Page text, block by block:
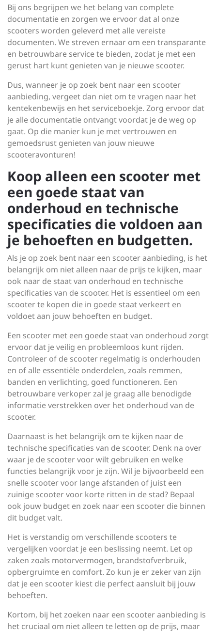
Bij ons begrijpen we het belang van complete
documentatie en zorgen we ervoor dat al onze
scooters worden geleverd met alle vereiste
documenten. We streven ernaar om een transparante
en betrouwbare service te bieden, zodat je met een
gerust hart kunt genieten van je nieuwe scooter.
Dus, wanneer je op zoek bent naar een scooter
aanbieding, vergeet dan niet om te vragen naar het
kentekenbewijs en het serviceboekje. Zorg ervoor dat
je alle documentatie ontvangt voordat je de weg op
gaat. Op die manier kun je met vertrouwen en
gemoedsrust genieten van jouw nieuwe
scooteravonturen!
Koop alleen een scooter met
een goede staat van
onderhoud en technische
specificaties die voldoen aan
je behoeften en budgetten.
Als je op zoek bent naar een scooter aanbieding, is het
belangrijk om niet alleen naar de prijs te kijken, maar
ook naar de staat van onderhoud en technische
specificaties van de scooter. Het is essentieel om een
scooter te kopen die in goede staat verkeert en
voldoet aan jouw behoeften en budget.
Een scooter met een goede staat van onderhoud zorgt
ervoor dat je veilig en probleemloos kunt rijden.
Controleer of de scooter regelmatig is onderhouden
en of alle essentiële onderdelen, zoals remmen,
banden en verlichting, goed functioneren. Een
betrouwbare verkoper zal je graag alle benodigde
informatie verstrekken over het onderhoud van de
scooter.
Daarnaast is het belangrijk om te kijken naar de
technische specificaties van de scooter. Denk na over
waar je de scooter voor wilt gebruiken en welke
functies belangrijk voor je zijn. Wil je bijvoorbeeld een
snelle scooter voor lange afstanden of juist een
zuinige scooter voor korte ritten in de stad? Bepaal
ook jouw budget en zoek naar een scooter die binnen
dit budget valt.
Het is verstandig om verschillende scooters te
vergelijken voordat je een beslissing neemt. Let op
zaken zoals motorvermogen, brandstofverbruik,
opbergruimte en comfort. Zo kun je er zeker van zijn
dat je een scooter kiest die perfect aansluit bij jouw
behoeften.
Kortom, bij het zoeken naar een scooter aanbieding is
het cruciaal om niet alleen te letten op de prijs, maar